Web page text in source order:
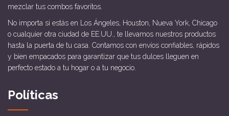
mezclar tus combos favoritos.
No importa si estás en Los Ángeles, Houston, Nueva York, Chicago
o cualquier otra ciudad de EE.UU., te llevamos nuestros productos
hasta la puerta de tu casa. Contamos con envíos confiables, rápidos
y bien empacados para garantizar que tus dulces lleguen en
perfecto estado a tu hogar o a tu negocio.
Políticas